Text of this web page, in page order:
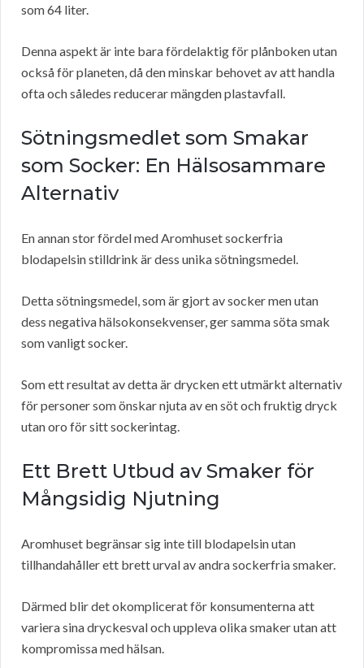
som 64 liter.
Denna aspekt är inte bara fördelaktig för plånboken utan
också för planeten, då den minskar behovet av att handla
ofta och således reducerar mängden plastavfall.
Sötningsmedlet som Smakar
som Socker: En Hälsosammare
Alternativ
En annan stor fördel med Aromhuset sockerfria
blodapelsin stilldrink är dess unika sötningsmedel.
Detta sötningsmedel, som är gjort av socker men utan
dess negativa hälsokonsekvenser, ger samma söta smak
som vanligt socker.
Som ett resultat av detta är drycken ett utmärkt alternativ
för personer som önskar njuta av en söt och fruktig dryck
utan oro för sitt sockerintag.
Ett Brett Utbud av Smaker för
Mångsidig Njutning
Aromhuset begränsar sig inte till blodapelsin utan
tillhandahåller ett brett urval av andra sockerfria smaker.
Därmed blir det okomplicerat för konsumenterna att
variera sina dryckesval och uppleva olika smaker utan att
kompromissa med hälsan.